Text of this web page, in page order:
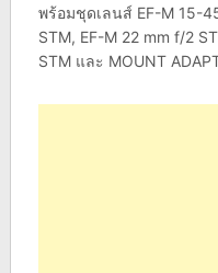
พร้อมชุดเลนส์ EF-M 15-
STM, EF-M 22 mm f/2
STM และ MOUNT